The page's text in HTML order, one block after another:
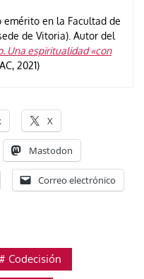
emérito en la Facultad de
de Vitoria). Autor del
Una espiritualidad «con
2021)
X
Mastodon
Correo electrónico
Codecisión